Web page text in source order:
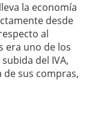
la economía
desde
al
era uno de los
del IVA,
sus compras,